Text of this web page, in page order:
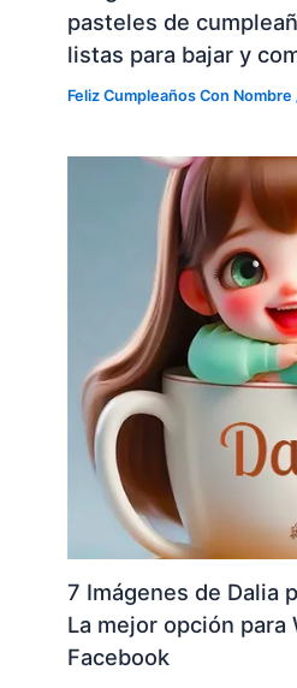
pasteles de
listas para bajar y
Feliz Cumpleaños Con Nombre
7 Imágenes de Dalia
La mejor opción para
Facebook